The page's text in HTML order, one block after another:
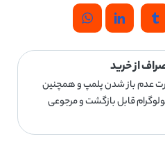
از خرید
عدم باز شدن پلمپ و همچنین
قابل بازگشت و مرجوعی